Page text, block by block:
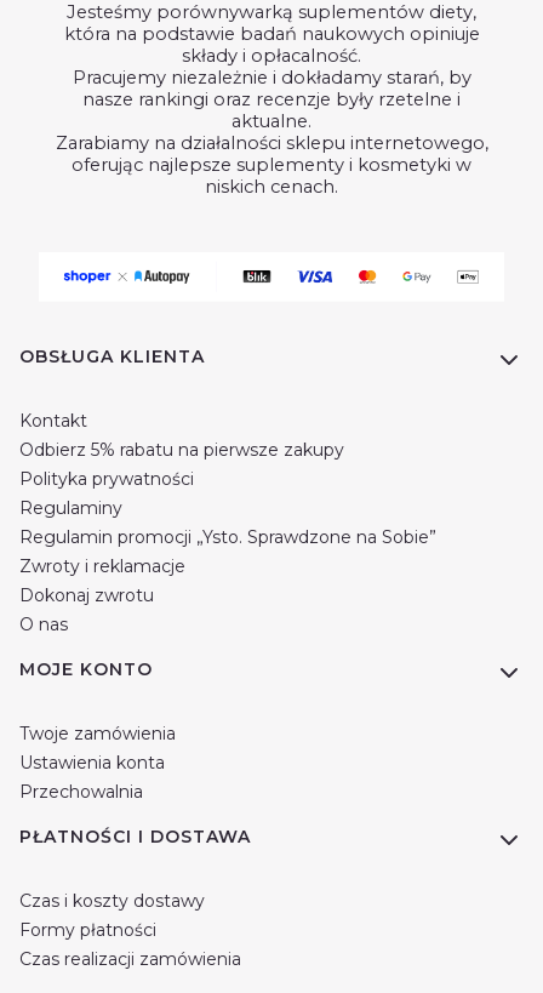
Jesteśmy porównywarką suplementów diety,
która na podstawie badań naukowych opiniuje
składy i opłacalność.
Pracujemy niezależnie i dokładamy starań, by
nasze rankingi oraz recenzje były rzetelne i
aktualne.
Zarabiamy na działalności sklepu internetowego,
oferując najlepsze suplementy i kosmetyki w
niskich cenach.
Linki w stopce
OBSŁUGA KLIENTA
Kontakt
Odbierz 5% rabatu na pierwsze zakupy
Polityka prywatności
Regulaminy
Regulamin promocji „Ysto. Sprawdzone na Sobie”
Zwroty i reklamacje
Dokonaj zwrotu
O nas
MOJE KONTO
Twoje zamówienia
Ustawienia konta
Przechowalnia
PŁATNOŚCI I DOSTAWA
Czas i koszty dostawy
Formy płatności
Czas realizacji zamówienia